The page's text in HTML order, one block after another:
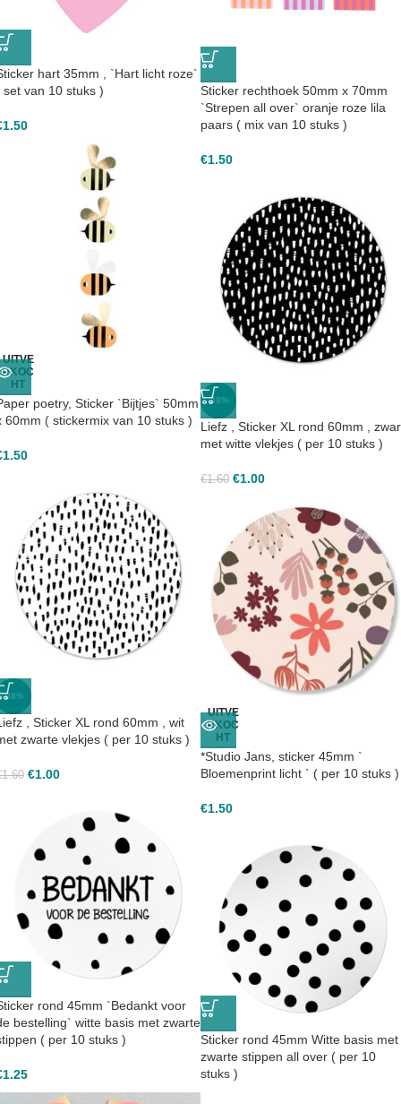
hart 35mm , `Hart licht roze`
set van 10 stuks )
1.50
Sticker rechthoek 50mm x 70mm
`Strepen all over` oranje roze lila
paars ( mix van 10 stuks )
€1.50
UITVE
RKOC
HT
poetry, Sticker `Bijtjes` 50mm
60mm ( stickermix van 10 stuks )
1.50
-38%
Liefz , Sticker XL rond 60mm ,
met witte vlekjes ( per 10 stuks )
€1.60 €1.00
-38%
, Sticker XL rond 60mm , wit
zwarte vlekjes ( per 10 stuks )
1.60 €1.00
UITVE
RKOC
HT
*Studio Jans, sticker 45mm `
Bloemenprint licht ` ( per 10 stuks )
€1.50
rond 45mm `Bedankt voor
bestelling` witte basis met zwarte
( per 10 stuks )
1.25
Sticker rond 45mm Witte basis met
zwarte stippen all over ( per 10
stuks )